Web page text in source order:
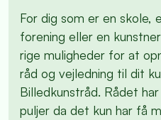
For dig som er en skole,
forening eller en
rige muligheder for at
råd og vejledning til dit
Billedkunstråd. Rådet
puljer da det kun har få